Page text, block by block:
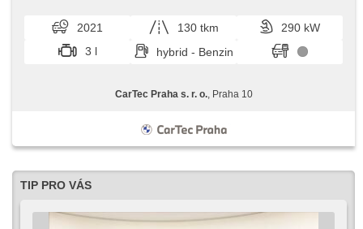
2021 130 tkm
290 kW
3 l
hybrid - Benzin
CarTec Praha s. r. o., Praha 10
TIP PRO VÁS